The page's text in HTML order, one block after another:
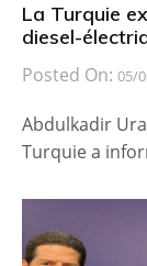
La Turquie
diesel-
Posted On: 05/
Abdulkadir
Turquie a